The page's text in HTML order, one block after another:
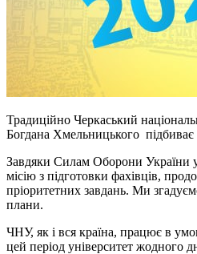
Традиційно Черкаський
Богдана Хмельницького підбиває
Завдяки Силам Оборони України
місію з підготовки фахівців,
пріоритетних завдань. Ми
плани.
ЧНУ, як і вся країна, працює в
цей період університет жодного